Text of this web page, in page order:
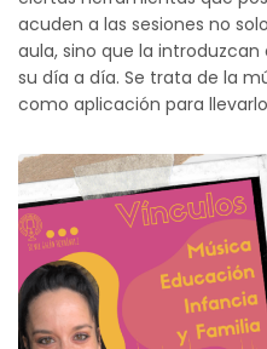
acuden a las sesiones no
aula, sino que la
su día a día. Se trata de la
como aplicación para